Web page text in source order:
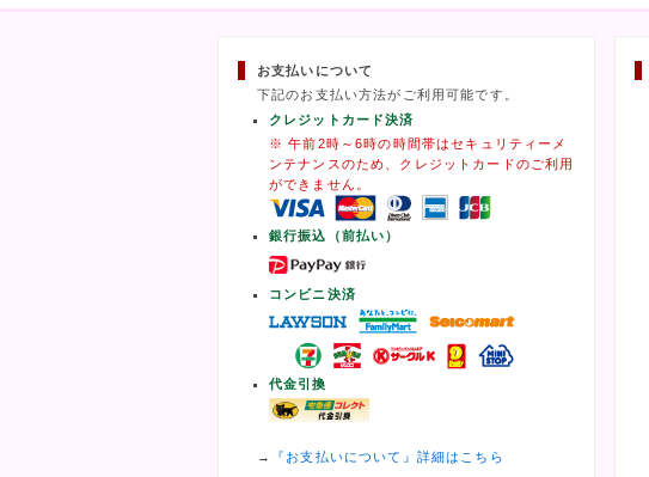
お支払いについて
下記のお支払い方法がご利用可能です。
クレジットカード決済
※ 午前2時～6時の時間帯はセキュリティーメ
ンテナンスのため、クレジットカードのご利用
ができません。
銀行振込（前払い）
コンビニ決済
代金引換
→ 『お支払いについて』詳細はこちら